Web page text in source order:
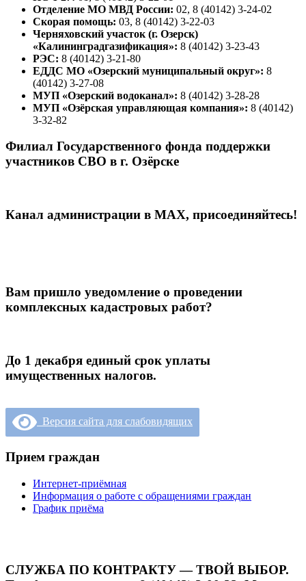
Отделение МО МВД России: 02, 8 (40142) 3-24-02
Скорая помощь: 03, 8 (40142) 3-22-03
Черняховский участок (г. Озерск)
«Калининградгазификация»: 8 (40142) 3-23-43
РЭС: 8 (40142) 3-21-80
ЕДДС МО «Озерский муниципальный округ»: 8
(40142) 3-27-08
МУП «Озерский водоканал»: 8 (40142) 3-28-28
МУП «Озёрская управляющая компания»: 8 (40142)
3-32-82
Филиал Государственного фонда поддержки
участников СВО в г. Озёрске
Канал администрации в МАХ, присоединяйтесь!
Вам пришло уведомление о проведении
комплексных кадастровых работ?
До 1 декабря единый срок уплаты
имущественных налогов.
Версия сайта для слабовидящих
Прием граждан
Интернет-приёмная
Информация о работе с обращениями граждан
График приёма
СЛУЖБА ПО КОНТРАКТУ — ТВОЙ ВЫБОР.